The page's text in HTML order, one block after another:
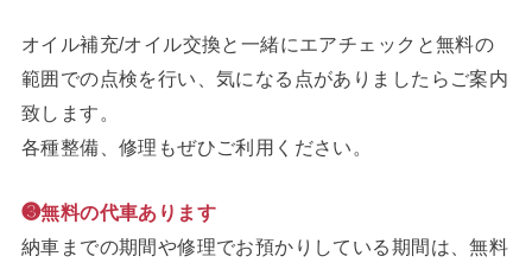
オイル補充/オイル交換と一緒にエアチェックと無料の
範囲での点検を行い、気になる点がありましたらご案内
致します。
各種整備、修理もぜひご利用ください。
❸無料の代車あります
納車までの期間や修理でお預かりしている期間は、無料